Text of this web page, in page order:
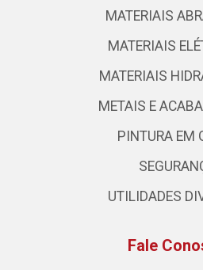
MATERIAIS
MATERIAIS
MATERIAIS
METAIS E
PINTURA EM
UTILIDADES
Fale